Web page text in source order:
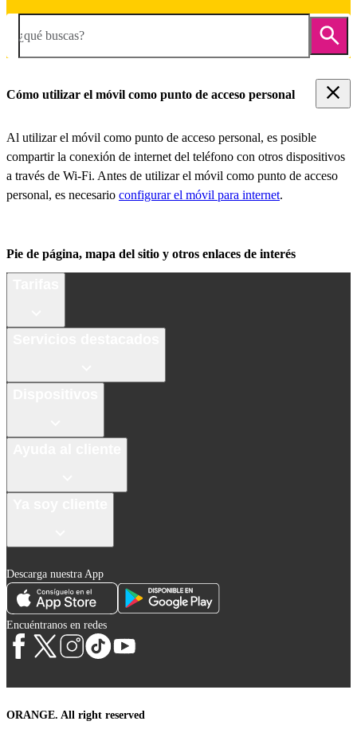
¿qué buscas?
Cómo utilizar el móvil como punto de acceso personal
Al utilizar el móvil como punto de acceso personal, es posible
compartir la conexión de internet del teléfono con otros dispositivos
a través de Wi-Fi. Antes de utilizar el móvil como punto de acceso
personal, es necesario configurar el móvil para internet.
Pie de página, mapa del sitio y otros enlaces de interés
Descarga nuestra App
Encuéntranos en redes
ORANGE. All right reserved